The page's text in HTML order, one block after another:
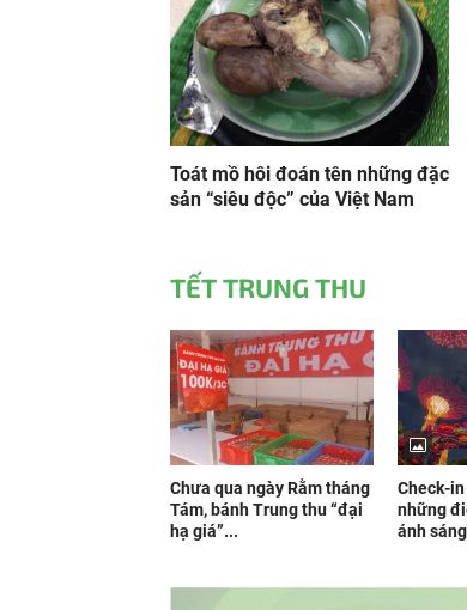
Toát mồ hôi đoán tên những đặc
sản “siêu độc” của Việt Nam
TẾT TRUNG THU
Chưa qua ngày Rằm tháng
Tám, bánh Trung thu “đại
hạ giá”...
Check-
những
ánh